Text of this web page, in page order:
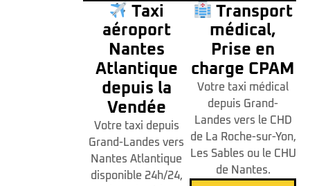
Taxi
aéroport
Nantes
Atlantique
depuis la
Vendée
Votre taxi depuis
Grand-Landes vers
Nantes Atlantique
disponible 24h/24,
Transport
médical,
Prise en
charge CPAM
Votre taxi médical
depuis Grand-
Landes vers le CHD
de La Roche-sur-Yon,
Les Sables ou le CHU
de Nantes.